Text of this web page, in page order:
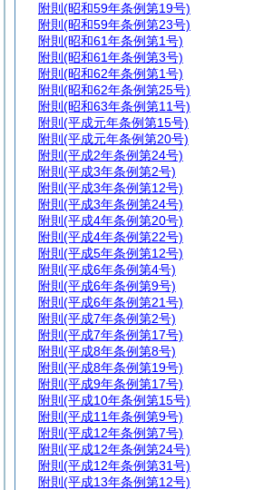
附則 (昭和59年条例第19号)
附則 (昭和59年条例第23号)
附則 (昭和61年条例第1号)
附則 (昭和61年条例第3号)
附則 (昭和62年条例第1号)
附則 (昭和62年条例第25号)
附則 (昭和63年条例第11号)
附則 (平成元年条例第15号)
附則 (平成元年条例第20号)
附則 (平成2年条例第24号)
附則 (平成3年条例第2号)
附則 (平成3年条例第12号)
附則 (平成3年条例第24号)
附則 (平成4年条例第20号)
附則 (平成4年条例第22号)
附則 (平成5年条例第12号)
附則 (平成6年条例第4号)
附則 (平成6年条例第9号)
附則 (平成6年条例第21号)
附則 (平成7年条例第2号)
附則 (平成7年条例第17号)
附則 (平成8年条例第8号)
附則 (平成8年条例第19号)
附則 (平成9年条例第17号)
附則 (平成10年条例第15号)
附則 (平成11年条例第9号)
附則 (平成12年条例第7号)
附則 (平成12年条例第24号)
附則 (平成12年条例第31号)
附則 (平成13年条例第12号)